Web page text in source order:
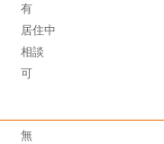
有
居住中
相談
可
無